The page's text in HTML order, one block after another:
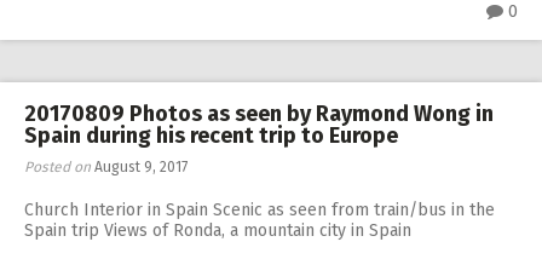
0
20170809 Photos as seen by Raymond Wong in
Spain during his recent trip to Europe
Posted on August 9, 2017
Church Interior in Spain Scenic as seen from train/bus in the
Spain trip Views of Ronda, a mountain city in Spain